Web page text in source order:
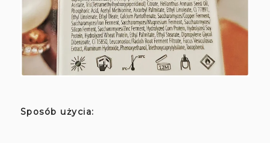
Sposób użycia: